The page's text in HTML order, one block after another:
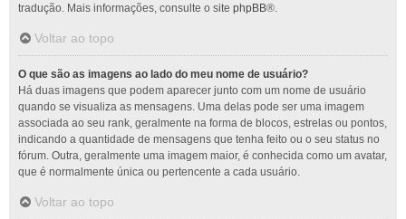
tradução. Mais informações, consulte o site phpBB®.
Voltar ao topo
O que são as imagens ao lado do meu nome de usuário?
Há duas imagens que podem aparecer junto com um nome de usuário
quando se visualiza as mensagens. Uma delas pode ser uma imagem
associada ao seu rank, geralmente na forma de blocos, estrelas ou pontos,
indicando a quantidade de mensagens que tenha feito ou o seu status no
fórum. Outra, geralmente uma imagem maior, é conhecida como um avatar,
que é normalmente única ou pertencente a cada usuário.
Voltar ao topo